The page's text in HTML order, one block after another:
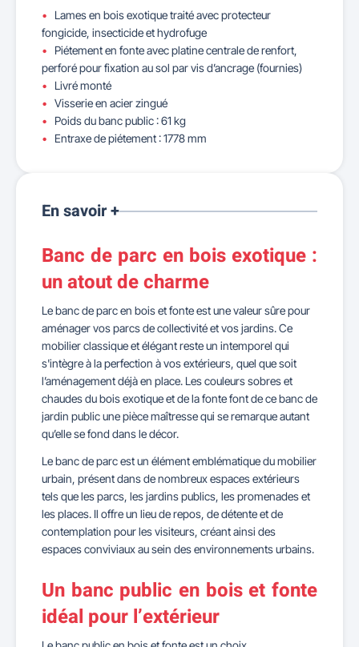
Lames en bois exotique traité avec protecteur
fongicide, insecticide et hydrofuge
Piétement en fonte avec platine centrale de renfort,
perforé pour fixation au sol par vis d’ancrage (fournies)
Livré monté
Visserie en acier zingué
Poids du banc public : 61 kg
Entraxe de piétement : 1778 mm
En savoir +
Banc de parc en bois exotique :
un atout de charme
Le banc de parc en bois et fonte est une valeur sûre pour
aménager vos parcs de collectivité et vos jardins. Ce
mobilier classique et élégant reste un intemporel qui
s'intègre à la perfection à vos extérieurs, quel que soit
l’aménagement déjà en place. Les couleurs sobres et
chaudes du bois exotique et de la fonte font de ce banc de
jardin public une pièce maîtresse qui se remarque autant
qu’elle se fond dans le décor.
Le banc de parc est un élément emblématique du mobilier
urbain, présent dans de nombreux espaces extérieurs
tels que les parcs, les jardins publics, les promenades et
les places. Il offre un lieu de repos, de détente et de
contemplation pour les visiteurs, créant ainsi des
espaces conviviaux au sein des environnements urbains.
Un banc public en bois et fonte
idéal pour l’extérieur